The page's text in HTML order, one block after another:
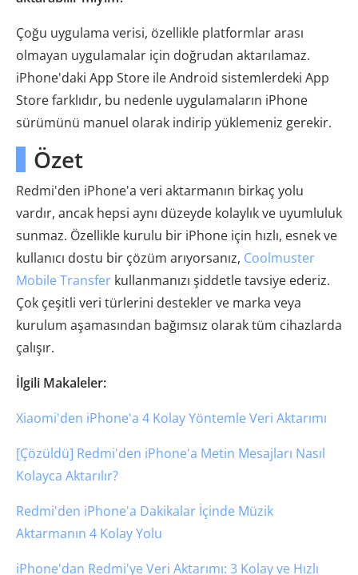
Çoğu uygulama verisi, özellikle platformlar arası
olmayan uygulamalar için doğrudan aktarılamaz.
iPhone'daki App Store ile Android sistemlerdeki App
Store farklıdır, bu nedenle uygulamaların iPhone
sürümünü manuel olarak indirip yüklemeniz gerekir.
Özet
Redmi'den iPhone'a veri aktarmanın birkaç yolu
vardır, ancak hepsi aynı düzeyde kolaylık ve uyumluluk
sunmaz. Özellikle kurulu bir iPhone için hızlı, esnek ve
kullanıcı dostu bir çözüm arıyorsanız, Coolmuster
Mobile Transfer kullanmanızı şiddetle tavsiye ederiz.
Çok çeşitli veri türlerini destekler ve marka veya
kurulum aşamasından bağımsız olarak tüm cihazlarda
çalışır.
İlgili Makaleler:
Xiaomi'den iPhone'a 4 Kolay Yöntemle Veri Aktarımı
[Çözüldü] Redmi'den iPhone'a Metin Mesajları Nasıl
Kolayca Aktarılır?
Redmi'den iPhone'a Dakikalar İçinde Müzik
Aktarmanın 4 Kolay Yolu
iPhone'dan Redmi'ye Veri Aktarımı: 3 Kolay ve Hızlı